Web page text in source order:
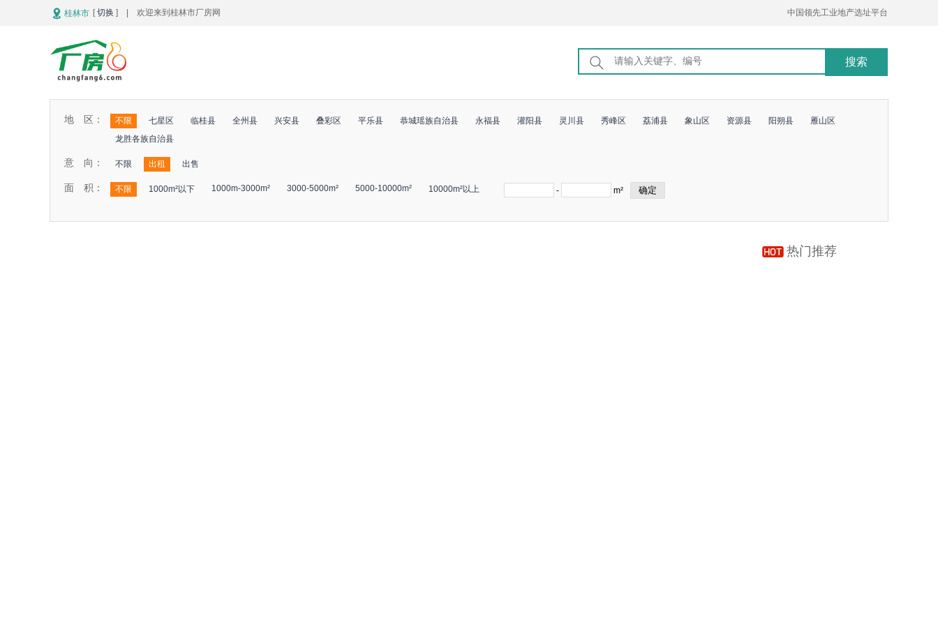
桂林市 [ 切换 ] | 欢迎来到桂林市厂房网 中国领先工业地产选址平台
地 区： 不限 七星区 临桂县 全州县 兴安县 叠彩区 平乐县 恭城瑶族自治县 永福县 灌阳县 灵川县 秀峰区 荔浦县 象山区 资源县 阳朔县
雁山区
龙胜各族自治县
意 向： 不限 出租 出售
面 积： 不限 1000m²以下 1000m-3000m² 3000-5000m² 5000-10000m² 10000m²以上 - m²
热门推荐